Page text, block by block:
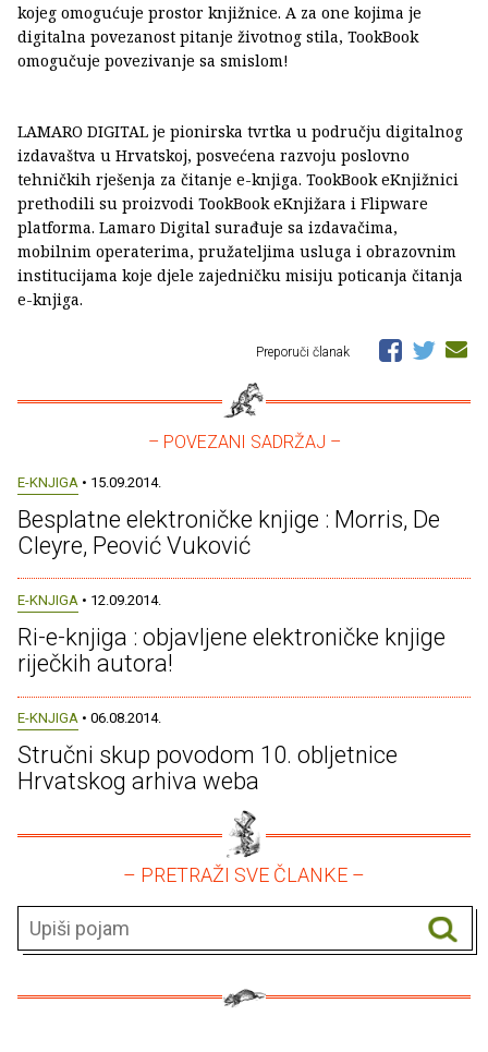
kojeg omogućuje prostor knjižnice. A za one kojima je
digitalna povezanost pitanje životnog stila, TookBook
omogučuje povezivanje sa smislom!
LAMARO DIGITAL je pionirska tvrtka u području digitalnog
izdavaštva u Hrvatskoj, posvećena razvoju poslovno
tehničkih rješenja za čitanje e-knjiga. TookBook eKnjižnici
prethodili su proizvodi TookBook eKnjižara i Flipware
platforma. Lamaro Digital surađuje sa izdavačima,
mobilnim operaterima, pružateljima usluga i obrazovnim
institucijama koje djele zajedničku misiju poticanja čitanja
e-knjiga.
Preporuči članak
– POVEZANI SADRŽAJ –
E-KNJIGA • 15.09.2014.
Besplatne elektroničke knjige : Morris, De
Cleyre, Peović Vuković
E-KNJIGA • 12.09.2014.
Ri-e-knjiga : objavljene elektroničke knjige
riječkih autora!
E-KNJIGA • 06.08.2014.
Stručni skup povodom 10. obljetnice
Hrvatskog arhiva weba
– PRETRAŽI SVE ČLANKE –